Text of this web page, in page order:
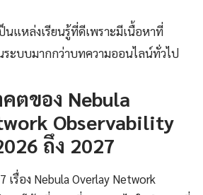
นแหล่งเรียนรู้ที่ดีเพราะมีเนื้อหาที่
ระบบมากกว่าบทความออนไลน์ทั่วไป
ตของ Nebula
Observability
ถึง 2027
เรื่อง Nebula Overlay Network